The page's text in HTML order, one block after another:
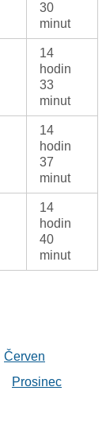
30
minut
14
hodin
33
minut
14
hodin
37
minut
14
hodin
40
minut
Červen
Prosinec